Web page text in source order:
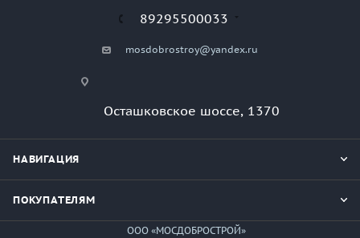
89295500033
mosdobrostroy@yandex.ru
Осташковское шоссе, 1370
НАВИГАЦИЯ
ПОКУПАТЕЛЯМ
ООО «МОСДОБРОСТРОЙ»